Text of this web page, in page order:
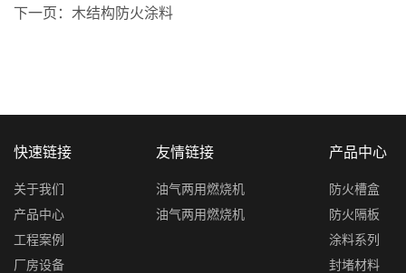
下一页： 木结构防火涂料
快速链接
关于我们
产品中心
工程案例
厂房设备
友情链接
油气两用燃烧机
油气两用燃烧机
产品中心
防火槽盒
防火隔板
涂料系列
封堵材料